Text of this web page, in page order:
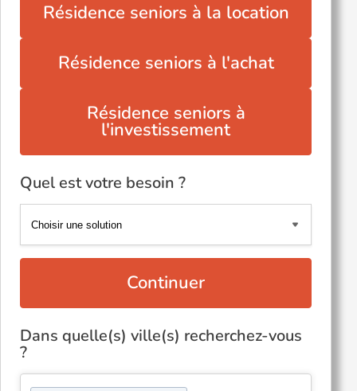
Résidence seniors à la location
Résidence seniors à l'achat
Résidence seniors à
l'investissement
Quel est votre besoin ?
Continuer
Dans quelle(s) ville(s) recherchez-vous
?